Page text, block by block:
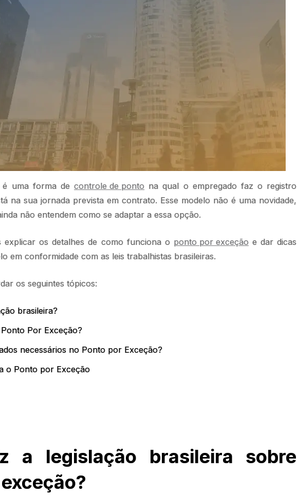
é uma forma decontrole de ponto na qual o empregado faz o registro
na sua jornada prevista em contrato. Esse modelo não é uma novidade,
não entendem como se adaptar a essa opção.
explicar os detalhes de como funciona o ponto por exceçãoe dar dicas
em conformidade com as leis trabalhistas brasileiras.
os seguintes tópicos:
brasileira?
Por Exceção?
necessários no Ponto por Exceção?
o Ponto por Exceção
a legislação brasileira sobre